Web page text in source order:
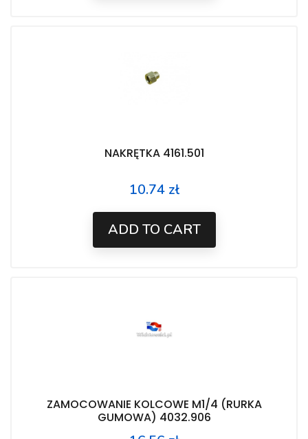
NAKRĘTKA 4161.501
Price
10.74 zł
ADD TO CART
ZAMOCOWANIE KOLCOWE M1/4 (RURKA
GUMOWA) 4032.906